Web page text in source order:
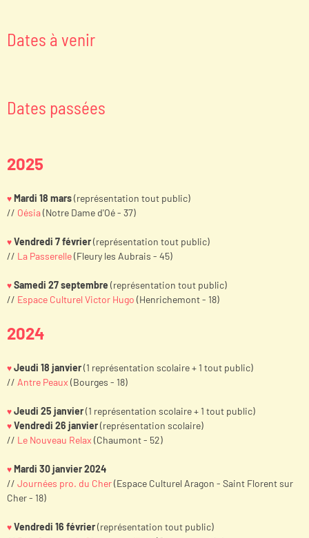
Dates à venir
Dates passées
2025
♥ Mardi 18 mars(représentation tout public)
// Oésia(Notre Dame d'Oé - 37)
♥ Vendredi 7 février(représentation tout public)
// La Passerelle(Fleury les Aubrais - 45)
♥ Samedi 27 septembre (représentation tout public)
// Espace Culturel Victor Hugo (Henrichemont - 18)
2024
♥ Jeudi 18 janvier(1 représentation scolaire + 1 tout public)
// Antre Peaux (Bourges - 18)
♥ Jeudi 25 janvier(1 représentation scolaire + 1 tout public)
♥ Vendredi 26 janvier(représentation scolaire)
// Le Nouveau Relax (Chaumont - 52)
♥ Mardi 30 janvier 2024
// Journées pro. du Cher(Espace Culturel Aragon - Saint Florent sur
Cher - 18)
♥ Vendredi 16 février(représentation tout public)